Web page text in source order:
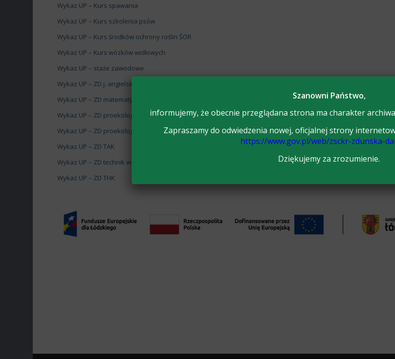
Wykaz UP – Kurs spawania
Wykaz UP – Kurs szkolenia psów
Wykaz UP – Kurs środków ochrony roślin ŚOR
Wykaz UP – Kurs wózków widłowych
Wykaz UP – staże zawodowe
Wykaz UP – ZD j. angielski
Wykaz UP – ZD matematyka
Wykaz UP – ZD proekologiczne
Wykaz UP – ZD proekologiczne
Wykaz UP – ZD TAK
Wykaz UP – ZD technik weterynarii
Wykaz UP – ZD THK
Szanowni Państwo,
informujemy, że obecnie przeglądana strona ma charakter
Zapraszamy do odwiedzenia nowej, oficjalnej strony
https://www.gov.pl/web/zsckr-zdunska-
Dziękujemy za zrozumienie.